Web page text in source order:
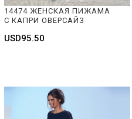
14474 ЖЕНСКАЯ ПИЖАМА
С КАПРИ ОВЕРСАЙЗ
USD95.50